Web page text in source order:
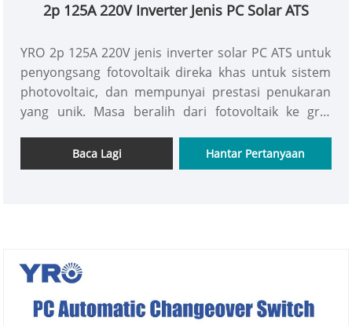
2p 125A 220V Inverter Jenis PC Solar ATS
YRO 2p 125A 220V jenis inverter solar PC ATS untuk
penyongsang fotovoltaik direka khas untuk sistem
photovoltaic, dan mempunyai prestasi penukaran
yang unik. Masa beralih dari fotovoltaik ke grid
grid ke fotovoltaik adalah 1 saat. Semasa
memastikan bekalan elektrik yang stabil, ia juga
Baca Lagi Hantar Pertanyaan